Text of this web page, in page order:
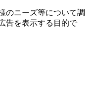
のニーズ等について調
告を表⽰する⽬的で